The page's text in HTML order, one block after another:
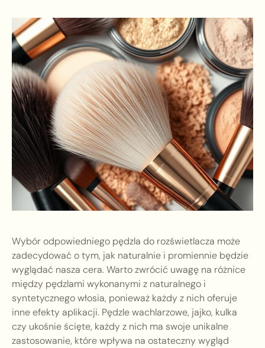
Wybór odpowiedniego pędzla do rozświetlacza może
zadecydować o tym, jak naturalnie i promiennie będzie
wyglądać nasza cera. Warto zwrócić uwagę na różnice
między pędzlami wykonanymi z naturalnego i
syntetycznego włosia, ponieważ każdy z nich oferuje
inne efekty aplikacji. Pędzle wachlarzowe, jajko, kulka
czy ukośnie ścięte, każdy z nich ma swoje unikalne
zastosowanie, które wpływa na ostateczny wygląd